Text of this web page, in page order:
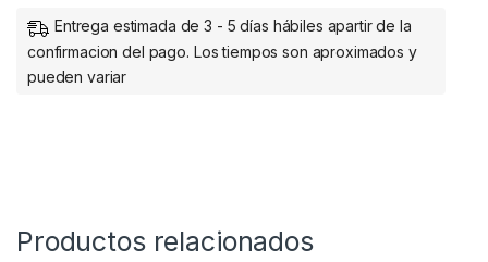
Entrega estimada de 3 - 5 días hábiles apartir de la
confirmacion del pago. Los tiempos son aproximados y
pueden variar
Productos relacionados